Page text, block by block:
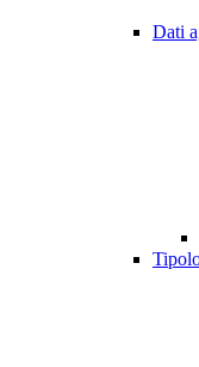
Dati